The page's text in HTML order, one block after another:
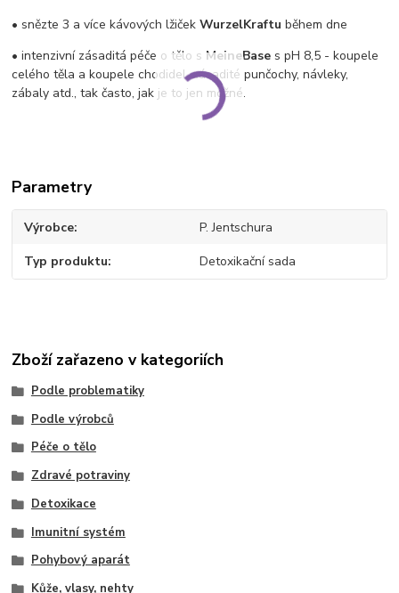
• snězte 3 a více kávových lžičekWurzelKraftu během dne
• intenzivní zásaditá péče o tělo s MeineBase s pH 8,5 - koupele
celého těla a koupele chodidel, zásadité punčochy, návleky,
zábaly atd., tak často, jak je to jen možné.
Parametry
Výrobce P. Jentschura
Typ produktu Detoxikační sada
Zboží zařazeno v kategoriích
Podle problematiky
Podle výrobců
Péče o tělo
Zdravé potraviny
Detoxikace
Imunitní systém
Pohybový aparát
Kůže, vlasy, nehty